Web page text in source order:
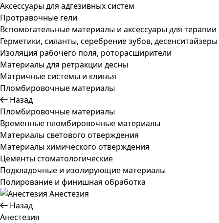
Аксессуары для адгезивных систем
Протравочные гели
Вспомогательные материалы и аксессуары для терапии
Герметики, силанты, серебрение зубов, десенситайзеры
Изоляция рабочего поля, роторасширители
Материалы для ретракции десны
Матричные системы и клинья
Пломбировочные материалы
Назад
Пломбировочные материалы
Временные пломбировочные материалы
Материалы светового отверждения
Материалы химического отверждения
Цементы стоматологические
Подкладочные и изолирующие материалы
Полирование и финишная обработка
Анестезия
Назад
Анестезия